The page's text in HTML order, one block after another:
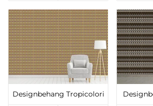
Toevoegen aan
verlanglijst
Designbehang Tropicolori